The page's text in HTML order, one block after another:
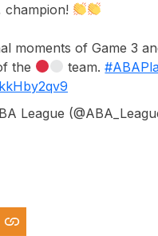
champion!
moments of Game 3
the
team.
League